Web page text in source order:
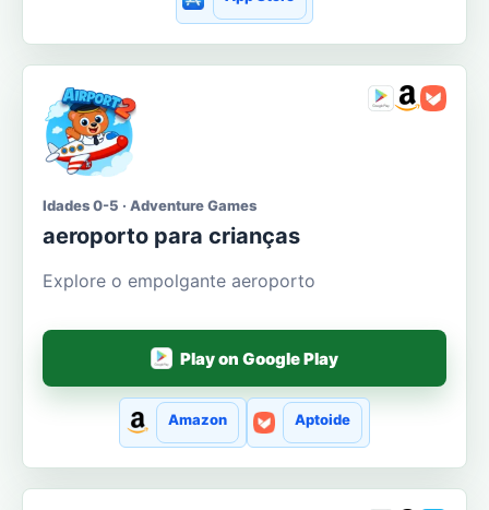
Idades 0-5 · Adventure Games
aeroporto para crianças
Explore o empolgante aeroporto
Play on Google Play
Amazon Aptoide